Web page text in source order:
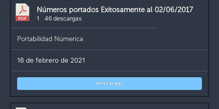
Números portados Exitosamente al 02/06/2017
1 46 descargas
Portabilidad Númerica
16 de febrero de 2021
Descargar